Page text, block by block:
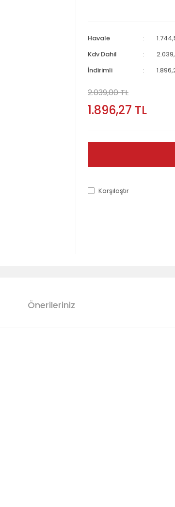
Havale
Kdv Dahil
İndirimli
2.039,00 TL
1.896,27 TL
Karşılaştır
Önerileriniz